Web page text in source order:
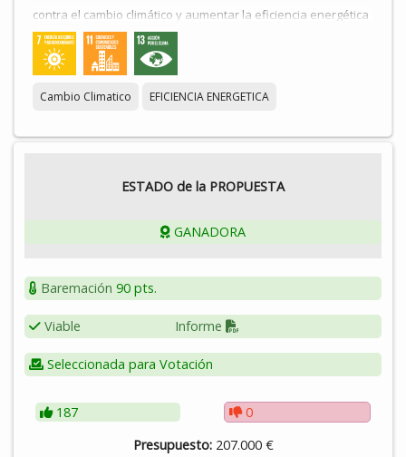
contra el cambio climático y aumentar la eficiencia energética
. Establecer sistemas de ahorro de energía y de costes
económicos públicos que sirvan de experiencias piloto para
Cambio Climatico EFICIENCIA ENERGETICA
ESTADO de la PROPUESTA
GANADORA
Baremación 90 pts.
Viable Informe
Seleccionada para Votación
187
0
Presupuesto: 207.000 €